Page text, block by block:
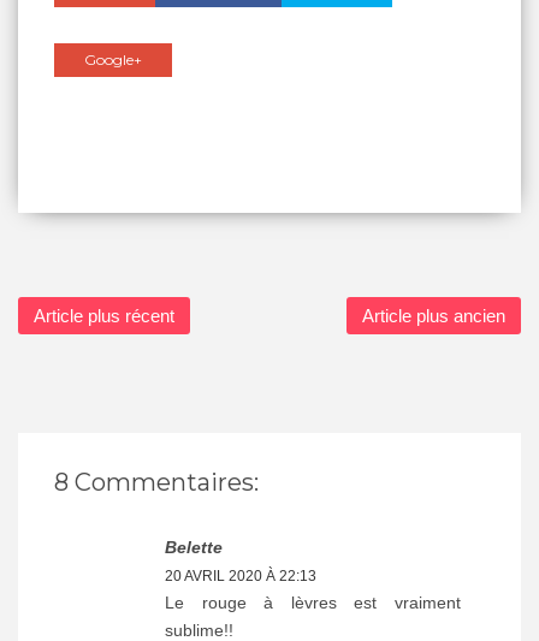
Google+
Article plus récent Article plus ancien
8 Commentaires:
Belette
20 AVRIL 2020 À 22:13
Le rouge à lèvres est vraiment
sublime!!